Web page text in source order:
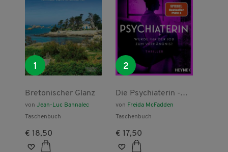
1
Bretonischer Glanz
von Jean-Luc Bannalec
Taschenbuch
€ 18,50
2
Die Psychiaterin -
Wurde ihr der Job
zum Verhängnis?
von Freida McFadden
Taschenbuch
€ 17,50